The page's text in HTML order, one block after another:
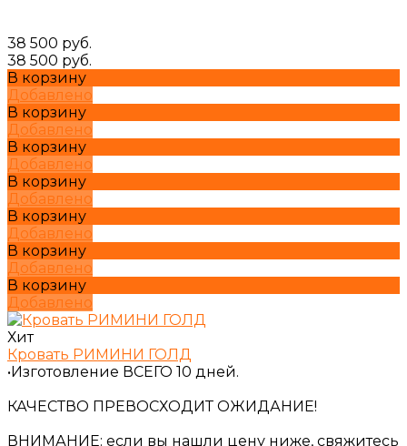
38 500 руб.
38 500 руб.
В корзину
Добавлено
В корзину
Добавлено
В корзину
Добавлено
В корзину
Добавлено
В корзину
Добавлено
В корзину
Добавлено
В корзину
Добавлено
Хит
Кровать РИМИНИ ГОЛД
•Изготовление ВСЕГО 10 дней.
КАЧЕСТВО ПРЕВОСХОДИТ ОЖИДАНИЕ!
ВНИМАНИЕ: если вы нашли цену ниже, свяжитесь